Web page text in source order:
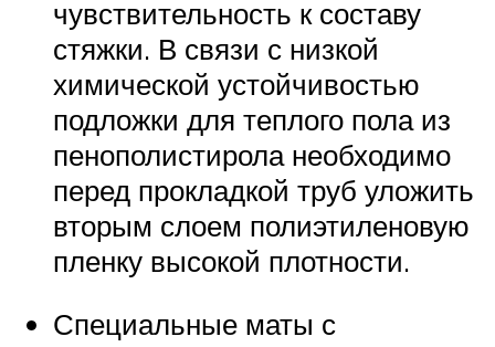
чувствительность к составу
стяжки. В связи с низкой
химической устойчивостью
подложки для теплого пола из
пенополистирола необходимо
перед прокладкой труб уложить
вторым слоем полиэтиленовую
пленку высокой плотности.
Специальные маты с